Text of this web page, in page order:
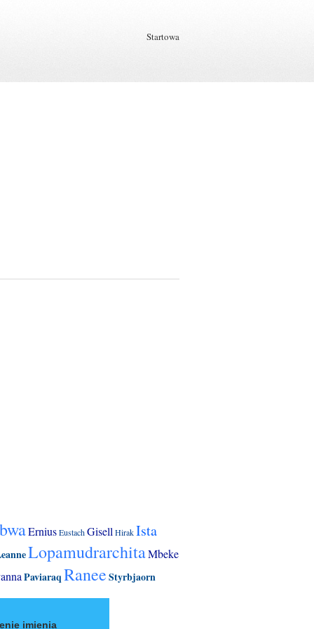
Startowa
ErniusEustachGisell HirakIsta
LopamudrarchitaMbeke
PaviaraqRaneeStyrbjaorn
imienia